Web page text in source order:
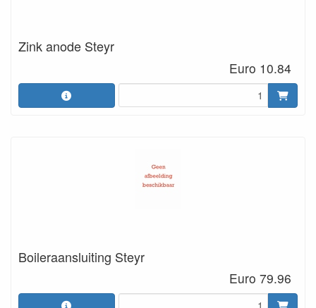
Zink anode Steyr
Euro 10.84
Boileraansluiting Steyr
Euro 79.96